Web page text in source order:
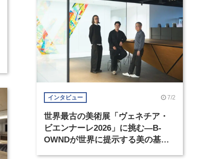
インタビュー 7/2
世界最古の美術展「ヴェネチア・
ビエンナーレ2026」に挑む―B-
OWNDが世界に提示する美の基準